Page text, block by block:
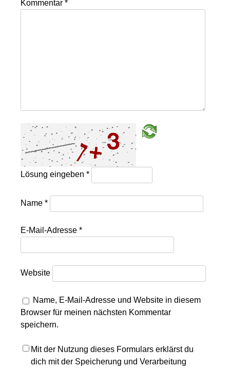
Kommentar*
Lösung eingeben*
Name*
E-Mail-Adresse*
Website
Name, E-Mail-Adresse und Website in diesem
Browser für meinen nächsten Kommentar
speichern.
Mit der Nutzung dieses Formulars erklärst du
dich mit der Speicherung und Verarbeitung